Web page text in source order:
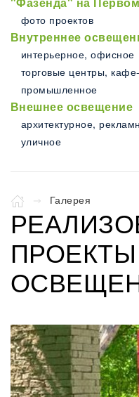
фото проектов
Внутреннее
интерьерное, офисное
торговые центры,
промышленное
Внешнее освещение
архитектурное,
уличное
Галерея
ПРОЕКТЫ